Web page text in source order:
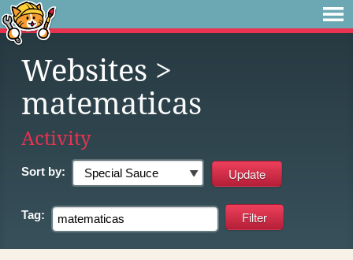
Websites >
matematicas
Activity
Sort by:
Tag: